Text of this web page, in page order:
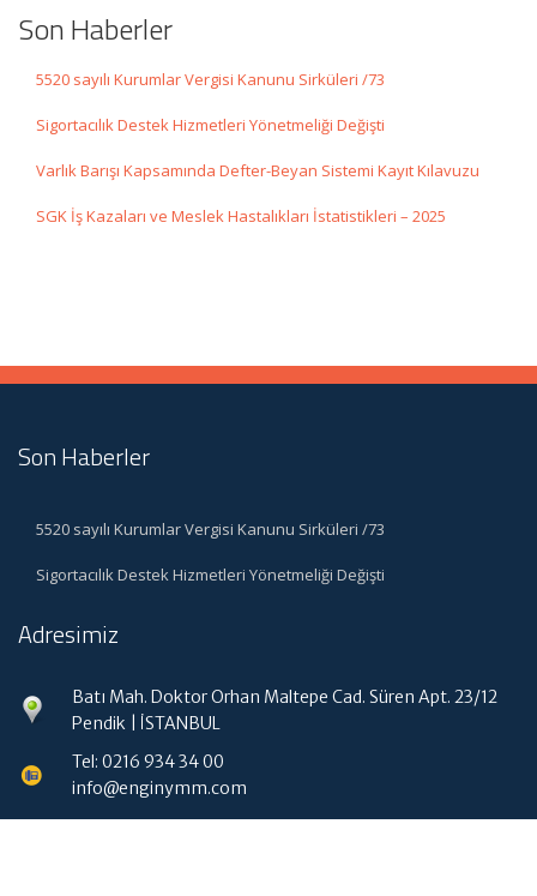
Son Haberler
5520 sayılı Kurumlar Vergisi Kanunu Sirküleri /73
Sigortacılık Destek Hizmetleri Yönetmeliği Değişti
Varlık Barışı Kapsamında Defter-Beyan Sistemi Kayıt Kılavuzu
SGK İş Kazaları ve Meslek Hastalıkları İstatistikleri – 2025
Son Haberler
5520 sayılı Kurumlar Vergisi Kanunu Sirküleri /73
Sigortacılık Destek Hizmetleri Yönetmeliği Değişti
Adresimiz
Batı Mah. Doktor Orhan Maltepe Cad. Süren Apt. 23/12
Pendik | İSTANBUL
Tel: 0216 934 34 00
info@enginymm.com